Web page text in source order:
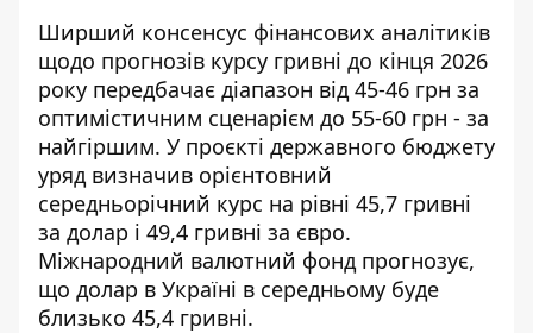
Ширший консенсус фінансових аналітиків
щодо прогнозів курсу гривні до кінця 2026
року передбачає діапазон від 45-46 грн за
оптимістичним сценарієм до 55-60 грн - за
найгіршим. У проєкті державного бюджету
уряд визначив орієнтовний
середньорічний курс на рівні 45,7 гривні
за долар і 49,4 гривні за євро.
Міжнародний валютний фонд прогнозує,
що долар в Україні в середньому буде
близько 45,4 гривні.